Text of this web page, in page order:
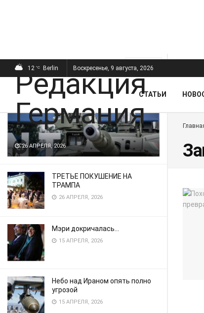
ПОСЛЕДНИЕ
26 АПРЕЛЯ, 2026
ТРЕТЬЕ ПОКУШЕНИЕ НА
ТРАМПА
26 АПРЕЛЯ, 2026
Мэри докричалась…
15 АПРЕЛЯ, 2026
Небо над Ираном опять полно
угрозой
15 АПРЕЛЯ, 2026
12 °C Berlin Воскресенье, 9 августа, 2026
СТАТЬИ